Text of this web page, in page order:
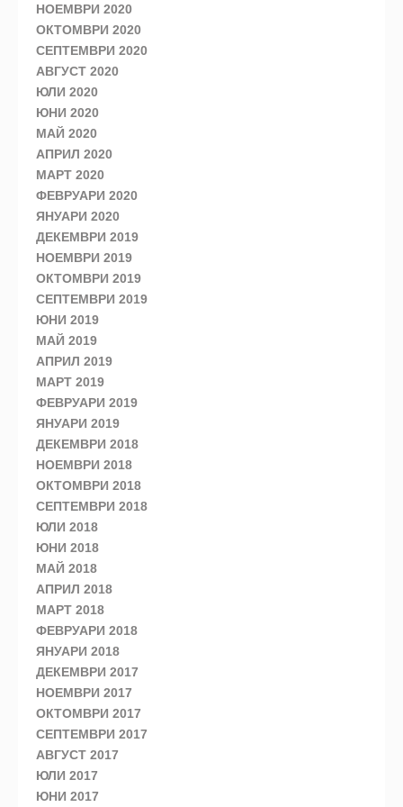
НОЕМВРИ 2020
ОКТОМВРИ 2020
СЕПТЕМВРИ 2020
АВГУСТ 2020
ЮЛИ 2020
ЮНИ 2020
МАЙ 2020
АПРИЛ 2020
МАРТ 2020
ФЕВРУАРИ 2020
ЯНУАРИ 2020
ДЕКЕМВРИ 2019
НОЕМВРИ 2019
ОКТОМВРИ 2019
СЕПТЕМВРИ 2019
ЮНИ 2019
МАЙ 2019
АПРИЛ 2019
МАРТ 2019
ФЕВРУАРИ 2019
ЯНУАРИ 2019
ДЕКЕМВРИ 2018
НОЕМВРИ 2018
ОКТОМВРИ 2018
СЕПТЕМВРИ 2018
ЮЛИ 2018
ЮНИ 2018
МАЙ 2018
АПРИЛ 2018
МАРТ 2018
ФЕВРУАРИ 2018
ЯНУАРИ 2018
ДЕКЕМВРИ 2017
НОЕМВРИ 2017
ОКТОМВРИ 2017
СЕПТЕМВРИ 2017
АВГУСТ 2017
ЮЛИ 2017
ЮНИ 2017